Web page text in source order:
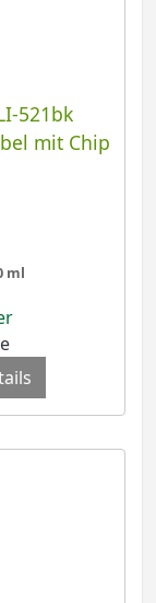
521bk
mit Chip
ml